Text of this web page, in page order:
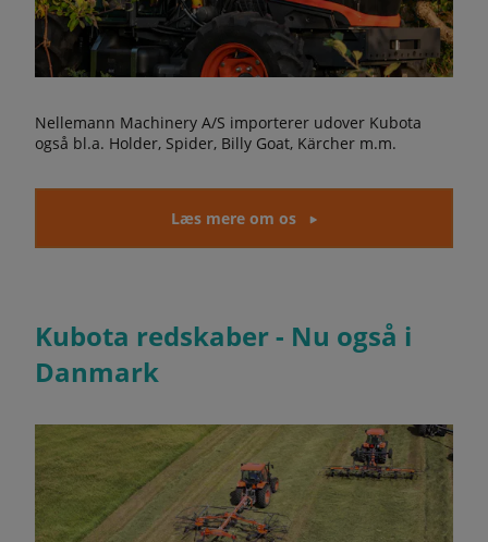
Nellemann Machinery A/S importerer udover Kubota
også bl.a. Holder, Spider, Billy Goat, Kärcher m.m.
Læs mere om os
Kubota redskaber - Nu også i
Danmark